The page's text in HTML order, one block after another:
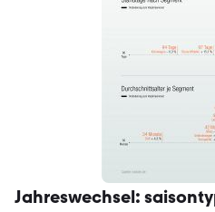
Jahreswechsel: